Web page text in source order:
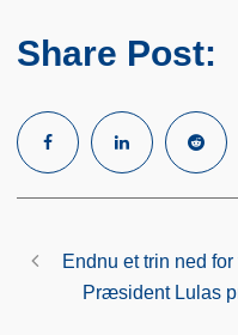
Share Post:
Endnu et trin ned
Præsident Lulas